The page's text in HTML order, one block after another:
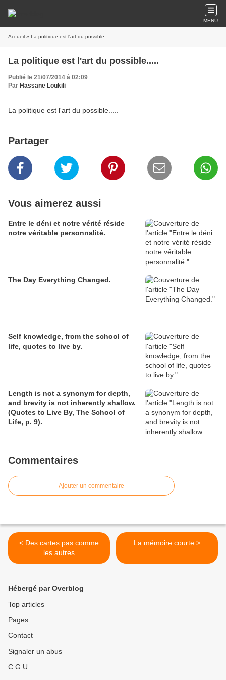
MENU
Accueil » La politique est l'art du possible.....
La politique est l'art du possible.....
Publié le 21/07/2014 à 02:09
Par Hassane Loukili
La politique est l'art du possible.....
Partager
Vous aimerez aussi
Entre le déni et notre vérité réside
notre véritable personnalité.
The Day Everything Changed.
Self knowledge, from the school of
life, quotes to live by.
Length is not a synonym for depth,
and brevity is not inherently shallow.
(Quotes to Live By, The School of
Life, p. 9).
Commentaires
Ajouter un commentaire
< Des cartes pas comme
les autres
La mémoire courte >
Hébergé par Overblog
Top articles
Pages
Contact
Signaler un abus
C.G.U.